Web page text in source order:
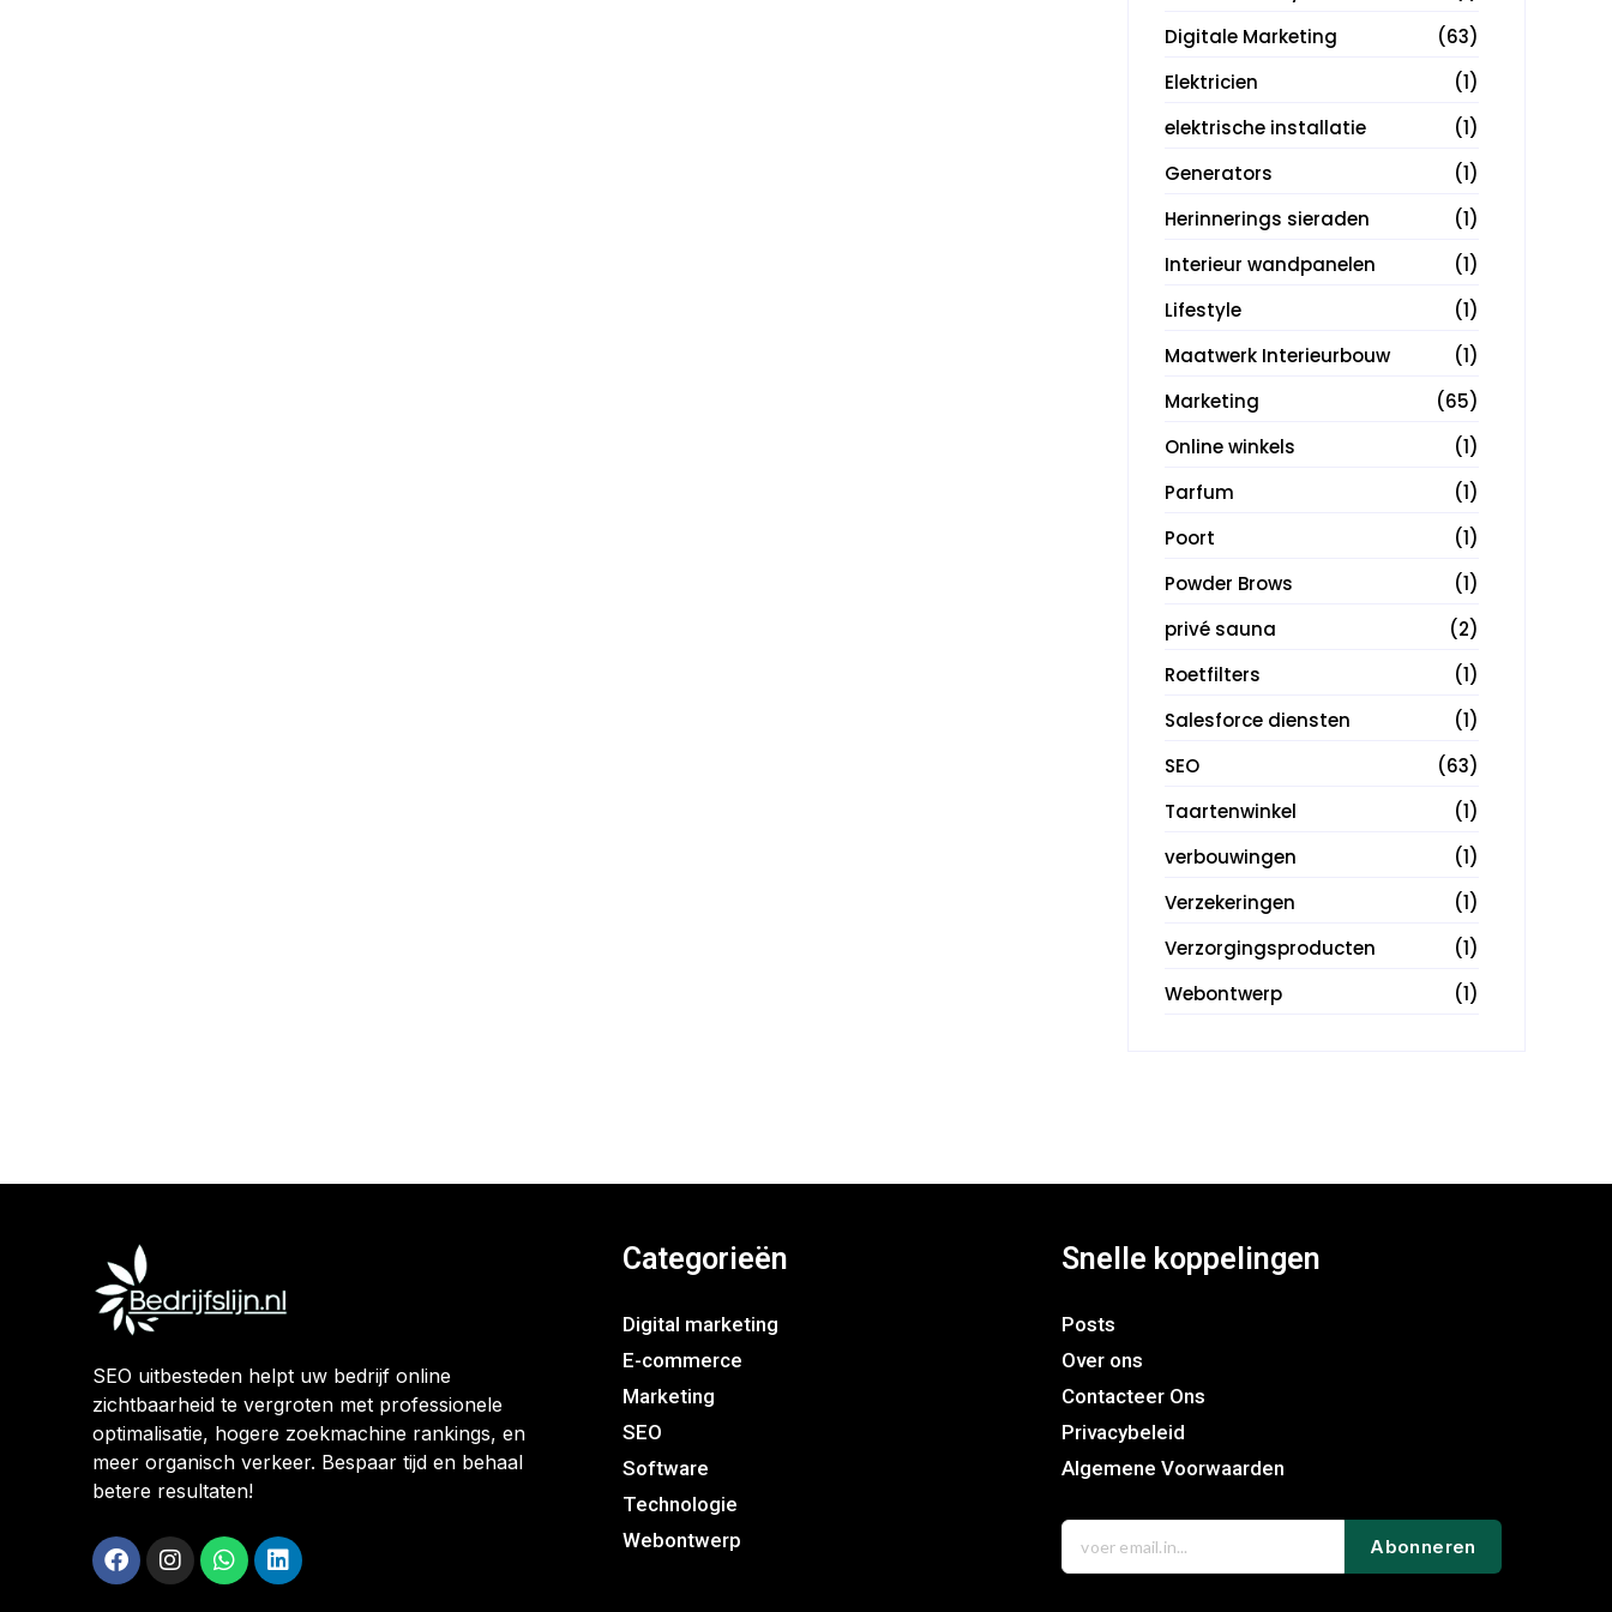
Digitale Marketing
(63)
Elektricien
(1)
elektrische installatie
(1)
Generators
(1)
Herinnerings sieraden
(1)
Interieur wandpanelen
(1)
Lifestyle
(1)
Maatwerk Interieurbouw
(1)
Marketing
(65)
Online winkels
(1)
Parfum
(1)
Poort
(1)
Powder Brows
(1)
privé sauna
(2)
Roetfilters
(1)
Salesforce diensten
(1)
SEO
(63)
Taartenwinkel
(1)
verbouwingen
(1)
Verzekeringen
(1)
Verzorgingsproducten
(1)
Webontwerp
(1)
SEO uitbesteden helpt uw bedrijf online
zichtbaarheid te vergroten met professionele
optimalisatie, hogere zoekmachine rankings, en
meer organisch verkeer. Bespaar tijd en behaal
betere resultaten!
Categorieën
Digital marketing
E-commerce
Marketing
SEO
Software
Technologie
Webontwerp
Snelle koppelingen
Posts
Over ons
Contacteer Ons
Privacybeleid
Algemene Voorwaarden
Abonneren